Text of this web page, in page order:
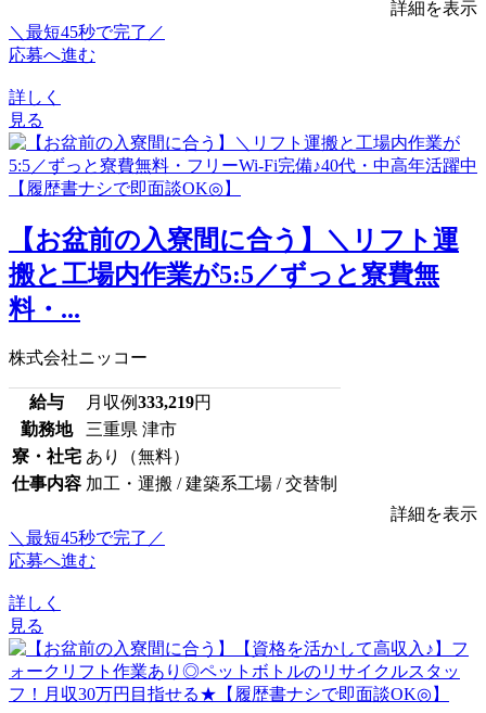
詳細を表示
＼最短45秒で完了／
応募へ進む
詳しく
見る
【お盆前の入寮間に合う】＼リフト運
搬と工場内作業が5:5／ずっと寮費無
料・...
株式会社ニッコー
給与 月収例333,219円
勤務地
三重県 津市
寮・社宅 あり（無料）
仕事内容 加工・運搬 / 建築系工場 / 交替制
詳細を表示
＼最短45秒で完了／
応募へ進む
詳しく
見る